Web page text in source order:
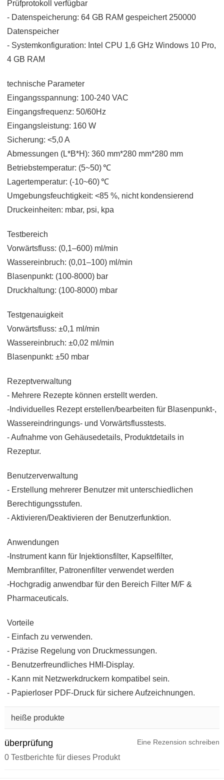
Prüfprotokoll verfügbar
- Datenspeicherung: 64 GB RAM gespeichert 250000
Datenspeicher
- Systemkonfiguration: Intel CPU 1,6 GHz Windows 10 Pro,
4 GB RAM
technische Parameter
Eingangsspannung: 100-240 VAC
Eingangsfrequenz: 50/60Hz
Eingangsleistung: 160 W
Sicherung: <5,0 A
Abmessungen (L*B*H): 360 mm*280 mm*280 mm
Betriebstemperatur: (5~50) ℃
Lagertemperatur: (-10~60) ℃
Umgebungsfeuchtigkeit: <85 %, nicht kondensierend
Druckeinheiten: mbar, psi, kpa
Testbereich
Vorwärtsfluss: (0,1–600) ml/min
Wassereinbruch: (0,01–100) ml/min
Blasenpunkt: (100-8000) bar
Druckhaltung: (100-8000) mbar
Testgenauigkeit
Vorwärtsfluss: ±0,1 ml/min
Wassereinbruch: ±0,02 ml/min
Blasenpunkt: ±50 mbar
Rezeptverwaltung
- Mehrere Rezepte können erstellt werden.
-Individuelles Rezept erstellen/bearbeiten für Blasenpunkt-,
Wassereindringungs- und Vorwärtsflusstests.
- Aufnahme von Gehäusedetails, Produktdetails in
Rezeptur.
Benutzerverwaltung
- Erstellung mehrerer Benutzer mit unterschiedlichen
Berechtigungsstufen.
- Aktivieren/Deaktivieren der Benutzerfunktion.
Anwendungen
-Instrument kann für Injektionsfilter, Kapselfilter,
Membranfilter, Patronenfilter verwendet werden
-Hochgradig anwendbar für den Bereich Filter M/F &
Pharmaceuticals.
Vorteile
- Einfach zu verwenden.
- Präzise Regelung von Druckmessungen.
- Benutzerfreundliches HMI-Display.
- Kann mit Netzwerkdruckern kompatibel sein.
- Papierloser PDF-Druck für sichere Aufzeichnungen.
heiße produkte
überprüfung
0 Testberichte für dieses Produkt
Eine Rezension schreiben